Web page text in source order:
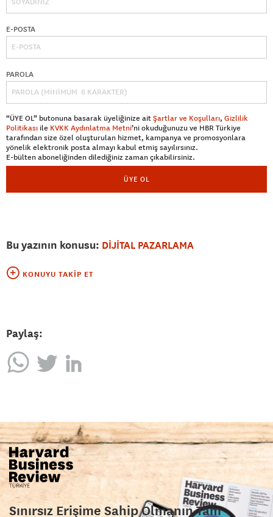
E-POSTA
PAROLA
“ÜYE OL” butonuna basarak üyeliğinize aitŞartlar ve Koşulları, Gizlilik
Politikası ile KVKK Aydınlatma Metni’ni okuduğunuzu ve HBR Türkiye
tarafından size özel oluşturulan hizmet, kampanya ve promosyonlara
yönelik elektronik posta almayı kabul etmiş sayılırsınız.
E-bülten aboneliğinden dilediğiniz zaman çıkabilirsiniz.
ÜYE OL
Bu yazının konusu: DİJİTAL PAZARLAMA
KONUYU TAKIP ET
Paylaş:
Sınırsız Erişime Sahip Olmanın Tam